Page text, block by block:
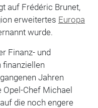
auf Frédéric Brunet,
erweitertes Europa
wurde.
Finanz- und
finanziellen
Jahren
Chef Michael
die noch engere